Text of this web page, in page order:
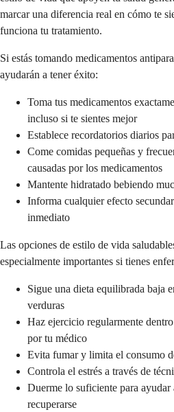
marcar una diferencia real en cómo te
funciona tu tratamiento.
Si estás tomando medicamentos
ayudarán a tener éxito:
Toma tus medicamentos
incluso si te sientes mejor
Establece recordatorios diarios
Come comidas pequeñas y
causadas por los medicamentos
Mantente hidratado bebiendo
Informa cualquier efecto
inmediato
Las opciones de estilo de vida
especialmente importantes si tienes
Sigue una dieta equilibrada baja
verduras
Haz ejercicio regularmente
por tu médico
Evita fumar y limita el consumo
Controla el estrés a través de
Duerme lo suficiente para ayudar
recuperarse